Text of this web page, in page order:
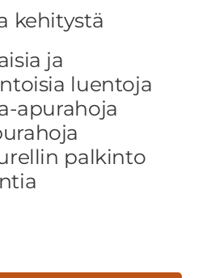
kehitystä
ja
luentoja
apurahoja
palkinto